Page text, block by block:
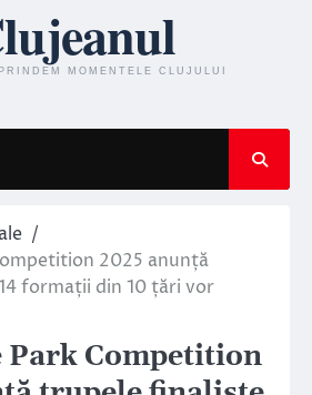
2025 anunță
formații din 10 țări vor
Park Competition